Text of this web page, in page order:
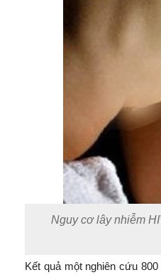
Nguy cơ lây nhiễm
Kết quả một nghiên cứu